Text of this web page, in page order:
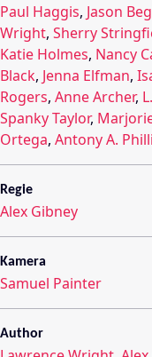
Paul Haggis, Jason
Wright, Sherry
Katie Holmes, Nancy
Black, Jenna Elfman,
Rogers, Anne Archer,
Spanky Taylor,
Ortega, Antony A.
Regie
Alex Gibney
Kamera
Samuel Painter
Author